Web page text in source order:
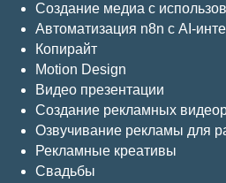
Создание медиа с
Автоматизация n8n с AI-
Копирайт
Motion Design
Видео презентации
Создание рекламных
Озвучивание рекламы для
Рекламные креативы
Свадьбы